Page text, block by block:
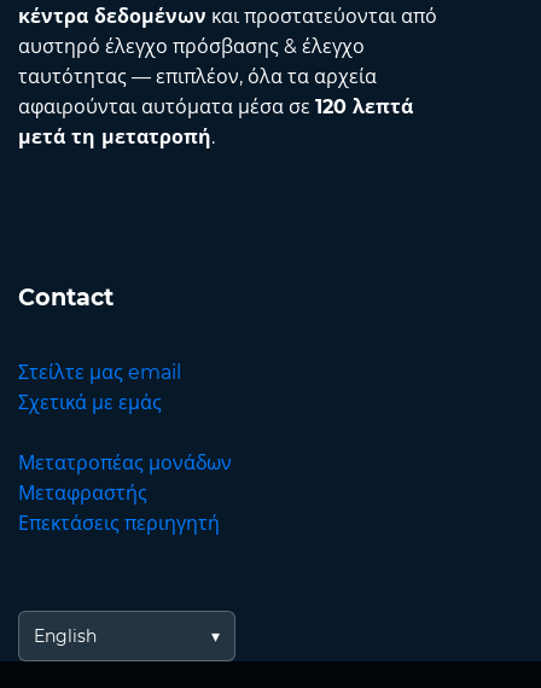
κέντρα δεδομένων και προστατεύονται από
αυστηρό έλεγχο πρόσβασης & έλεγχο
ταυτότητας — επιπλέον, όλα τα αρχεία
αφαιρούνται αυτόματα μέσα σε 120 λεπτά
μετά τη μετατροπή.
Contact
Στείλτε μας email
Σχετικά με εμάς
Μετατροπέας μονάδων
Μεταφραστής
Επεκτάσεις περιηγητή
English